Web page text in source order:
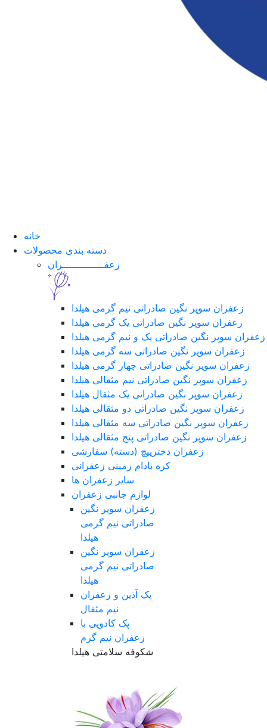
خانه
دسته بندی محصولات
زعفــــــــــــــران
زعفران سوپر نگین صادراتی نیم گرمی هیلدا
زعفران سوپر نگین صادراتی یک گرمی هیلدا
زعفران سوپر نگین صادراتی یک و نیم گرمی هیلدا
زعفران سوپر نگین صادراتی سه گرمی هیلدا
زعفران سوپر نگین صادراتی چهار گرمی هیلدا
زعفران سوپر نگین صادراتی نیم مثقالی هیلدا
زعفران سوپر نگین صادراتی یک مثقال هیلدا
زعفران سوپر نگین صادراتی دو مثقالی هیلدا
زعفران سوپر نگین صادراتی سه مثقالی هیلدا
زعفران سوپر نگین صادراتی پنج مثقالی هیلدا
زعفران دخترپیچ (دسته) سفارشی
کره بادام زمینی زعفرانی
سایر زعفران ها
لوازم جانبی زعفران
زعفران سوپر نگین
صادراتی نیم گرمی
هیلدا
زعفران سوپر نگین
صادراتی نیم گرمی
هیلدا
پک آذین و زعفران
نیم مثقال
پک کادویی با
زعفران نیم گرم
شکوفه سلامتی هیلدا